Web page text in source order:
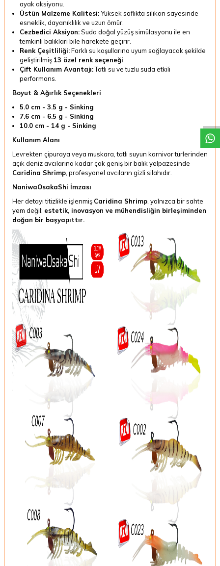
ayak aksiyonu.
Üstün Malzeme Kalitesi:Yüksek saflıkta silikon sayesinde
esneklik, dayanıklılık ve uzun ömür.
Cezbedici Aksiyon:Suda doğal yüzüş simülasyonu ile en
temkinli balıkları bile harekete geçirir.
Renk Çeşitliliği:Farklı su koşullarına uyum sağlayacak şekilde
geliştirilmiş 13 özel renk seçeneği
Çift Kullanım Avantajı:Tatlı su ve tuzlu suda etkili
performans.
Boyut & Ağırlık Seçenekleri
5.0 cm - 3.5 g - Sinking
7.6 cm - 6.5 g - Sinking
10.0 cm - 14 g - Sinking
Kullanım Alanı
Levrekten çipuraya veya muskara, tatlı suyun karnivor türlerinden
açık deniz avcılarına kadar çok geniş bir balık yelpazesinde
Caridina Shrimp , profesyonel avcıların gizli silahıdır.
NaniwaOsakaShi İmzası
Her detayı titizlikle işlenmiş Caridina Shrimp , yalnızca bir sahte
yem değil; estetik, inovasyon ve mühendisliğin birleşiminden
doğan bir başyapıttır.